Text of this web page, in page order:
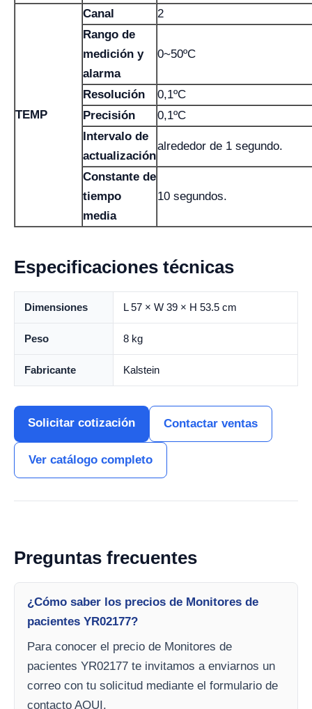
TEMP
Canal
2
Rango de
medición y
alarma
0~50ºC
Resolución
0,1ºC
Precisión
0,1ºC
Intervalo de
actualización
alrededor de 1 segundo.
Constante de
tiempo
media
10 segundos.
Especificaciones técnicas
Dimensiones L 57 × W 39 × H 53.5 cm
Peso 8 kg
Fabricante Kalstein
Solicitar cotización Contactar ventas
Ver catálogo completo
Preguntas frecuentes
¿Cómo saber los precios de Monitores de
pacientes YR02177?
Para conocer el precio de Monitores de
pacientes YR02177 te invitamos a enviarnos un
correo con tu solicitud mediante el formulario de
contacto AQUI.